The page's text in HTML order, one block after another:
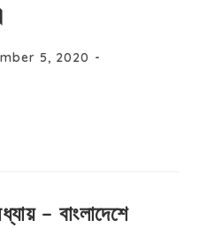
5, 2020
– বাংলাদেশে